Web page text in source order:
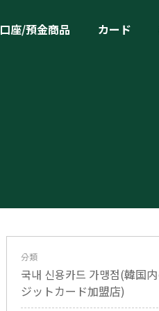
口座/預金商品 カード
分類
국내 신용카드 가맹점(韓国
ジットカード加盟店)